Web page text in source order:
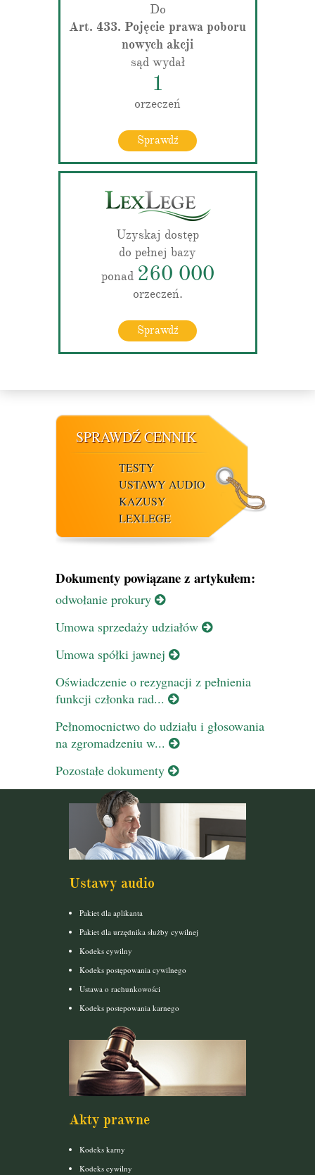
Do
Art. 433. Pojęcie prawa poboru
nowych akcji
sąd wydał
1
orzeczeń
Sprawdź
Uzyskaj dostęp
do pełnej bazy
ponad 260 000
orzeczeń.
Sprawdź
SPRAWDŹ CENNIK
TESTY
USTAWY AUDIO
KAZUSY
LEXLEGE
Dokumenty powiązane z artykułem:
odwołanie prokury
Umowa sprzedaży udziałów
Umowa spółki jawnej
Oświadczenie o rezygnacji z pełnienia
funkcji członka rad...
Pełnomocnictwo do udziału i głosowania
na zgromadzeniu w...
Pozostałe dokumenty
Ustawy audio
Pakiet dla aplikanta
Pakiet dla urzędnika służby cywilnej
Kodeks cywilny
Kodeks postępowania cywilnego
Ustawa o rachunkowości
Kodeks postepowania karnego
Akty prawne
Kodeks karny
Kodeks cywilny